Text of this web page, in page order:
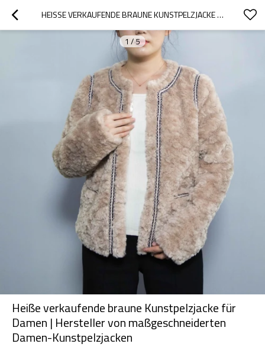
HEISSE VERKAUFENDE BRAUNE KUNSTPELZJACKE FÜR DAMEN | HERSTELLER VON MASSGESCHNEIDERTEN DAMEN-KUNSTPELZJACKEN
1 /5
Heiße verkaufende braune Kunstpelzjacke für
Damen | Hersteller von maßgeschneiderten
Damen-Kunstpelzjacken